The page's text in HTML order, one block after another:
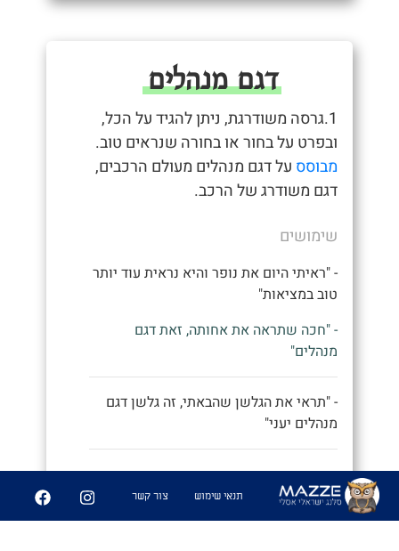
דגם מנהלים
1.גרסה משודרגת, ניתן להגיד על הכל,
ובפרט על בחור או בחורה שנראים טוב.
מבוסס על דגם מנהלים מעולם הרכבים,
דגם משודרג של הרכב.
שימושים
- "ראיתי היום את נופר והיא נראית עוד יותר
טוב במציאות"
- "חכה שתראה את אחותה, זאת דגם
מנהלים"
- "תראי את הגלשן שהבאתי, זה גלשן דגם
מנהלים יעני"
9 תנאי שימוש צור קשר